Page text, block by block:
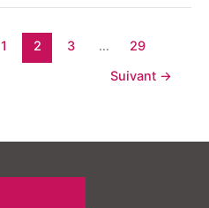
1 2 3 …
29
Suivant →